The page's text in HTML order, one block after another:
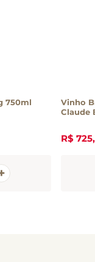
750ml
Vinho
Claude
R$ 725,